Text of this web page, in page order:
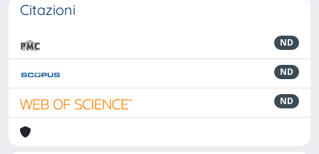
Citazioni
ND
ND
ND